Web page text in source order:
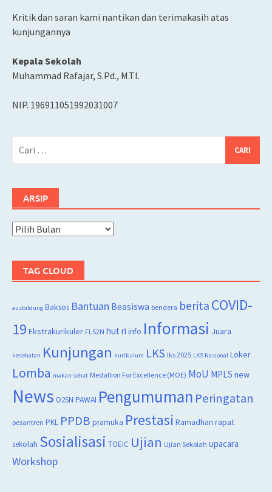
Kritik dan saran kami nantikan dan terimakasih atas
kunjungannya
Kepala Sekolah
Muhammad Rafajar, S.Pd., M.TI.
NIP. 196911051992031007
ARSIP
Arsip
TAG CLOUD
ausbildung Baksos Bantuan Beasiswa bendera berita COVID-
19 Ekstrakurikuler FLS2N hut ri info Informasi Juara
kesehatan Kunjungan kurikulum LKS lks 2025 LKS Nasional Loker
Lomba makan sehat Medallion For Excellence (MOE) MoU MPLS new
News O2SN PAWAI Pengumuman Peringatan
pesantren PKL PPDB pramuka Prestasi Ramadhan rapat
sekolah Sosialisasi TOEIC Ujian Ujian Sekolah upacara
Workshop